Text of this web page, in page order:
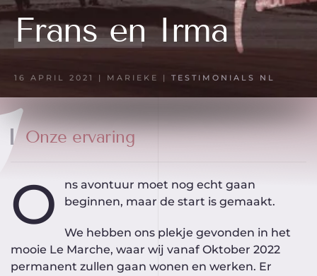
Frans en Irma
16 APRIL 2021 | MARIEKE | TESTIMONIALS NL
Onze ervaring
O
ns avontuur moet nog echt gaan
beginnen, maar de start is gemaakt.
We hebben ons plekje gevonden in het
mooie Le Marche, waar wij vanaf Oktober 2022
permanent zullen gaan wonen en werken. Er